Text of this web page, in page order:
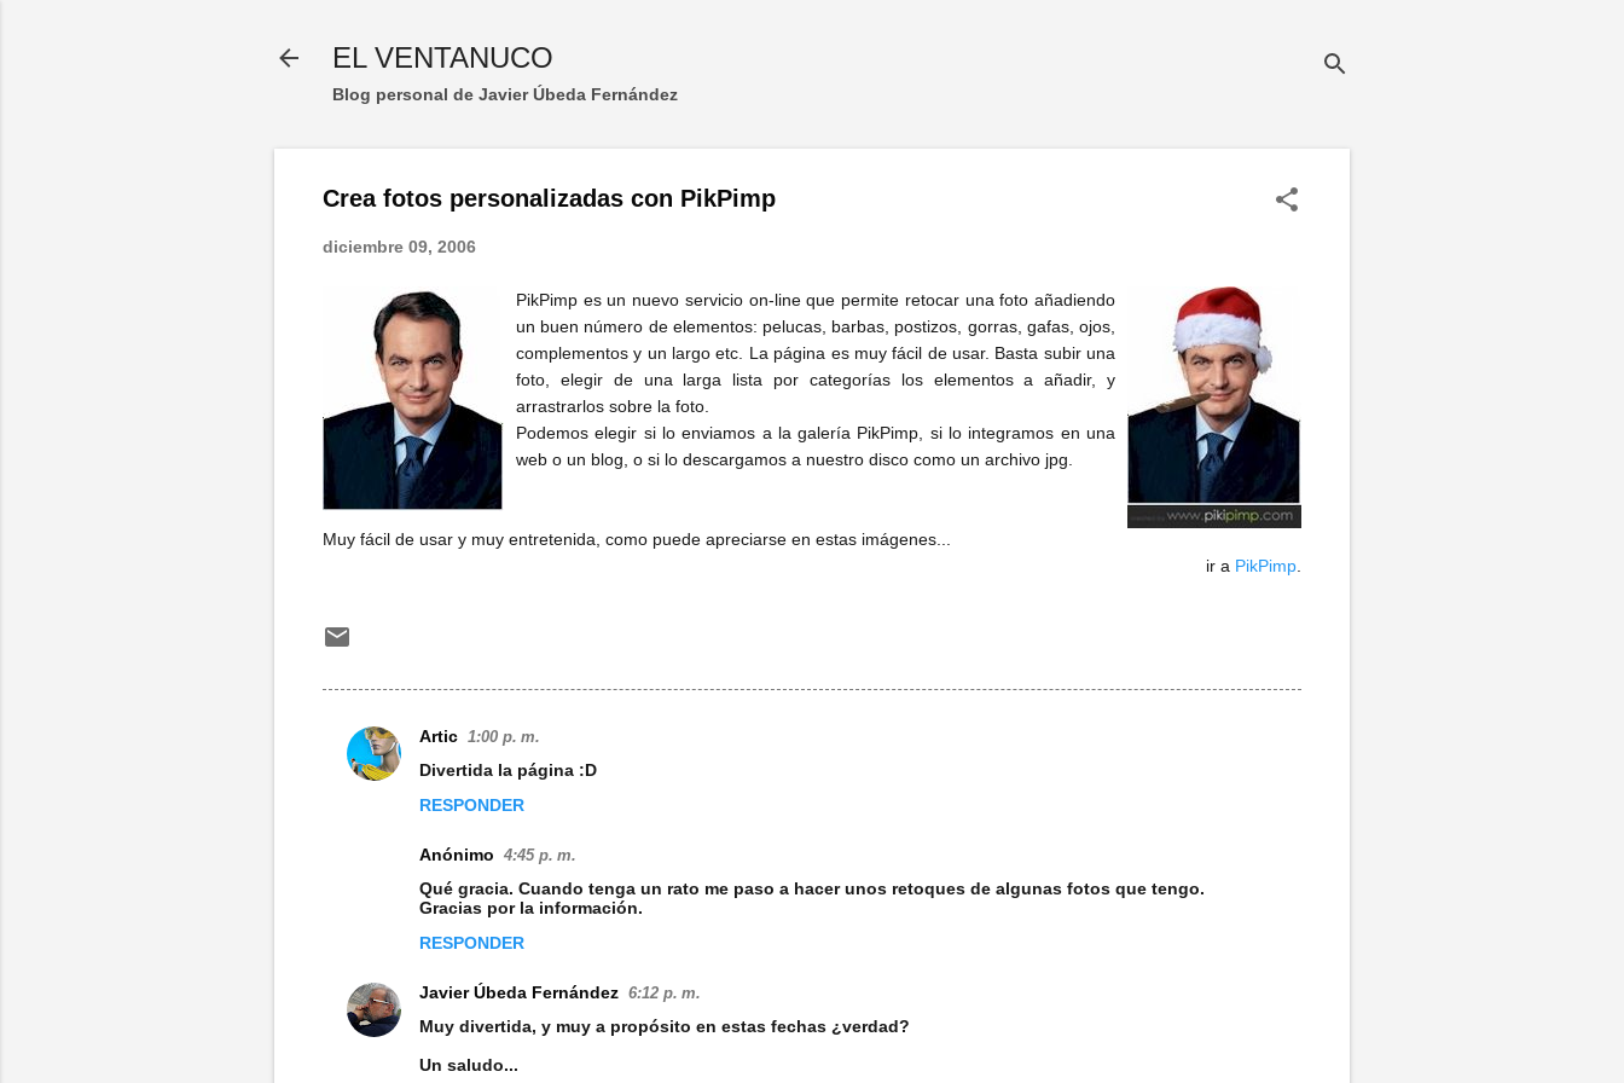
EL VENTANUCO
Blog personal de Javier Úbeda Fernández
Crea fotos personalizadas con PikPimp
diciembre 09, 2006
PikPimp es un nuevo servicio on-line que permite retocar una foto añadiendo
un buen número de elementos: pelucas, barbas, postizos, gorras, gafas, ojos,
complementos y un largo etc. La página es muy fácil de usar. Basta subir una
foto, elegir de una larga lista por categorías los elementos a añadir, y
arrastrarlos sobre la foto.
Podemos elegir si lo enviamos a la galería PikPimp, si lo integramos en una
web o un blog, o si lo descargamos a nuestro disco como un archivo jpg.
Muy fácil de usar y muy entretenida, como puede apreciarse en estas imágenes...
ir a PikPimp
C
i
Artic 1:00 p. m.
Divertida la página :D
RESPONDER
Anónimo 4:45 p. m.
Qué gracia. Cuando tenga un rato me paso a hacer unos retoques de algunas fotos que tengo.
Gracias por la información.
RESPONDER
Javier Úbeda Fernández 6:12 p. m.
Muy divertida, y muy a propósito en estas fechas ¿verdad?
Un saludo...